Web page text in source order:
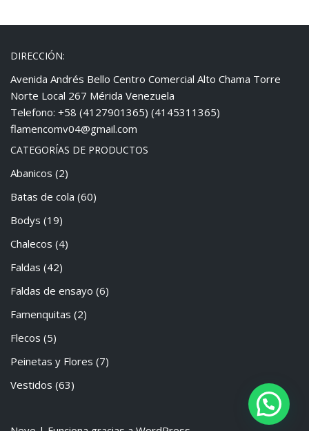
DIRECCIÓN:
Avenida Andrés Bello Centro Comercial Alto Chama Torre
Norte Local 267 Mérida Venezuela
Telefono: +58 (4127901365) (4145311365)
flamencomv04@gmail.com
CATEGORÍAS DE PRODUCTOS
Abanicos (2)
Batas de cola (60)
Bodys (19)
Chalecos (4)
Faldas (42)
Faldas de ensayo (6)
Famenquitas (2)
Flecos (5)
Peinetas y Flores (7)
Vestidos (63)